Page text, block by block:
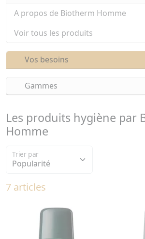
A propos de Biotherm Homme
Voir tous les produits
Vos besoins
Gammes
Les produits hygiène par
Homme
Trier par
7 articles